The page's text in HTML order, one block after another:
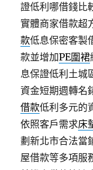
證低利哪借錢比
實體商家借款超
款低息保密客製
款並增加PE圍裙
息保證低利土城
資金短期週轉名
借款低利多元的
依照客戶需求床
劃新北市合法當
屋借款等多項服